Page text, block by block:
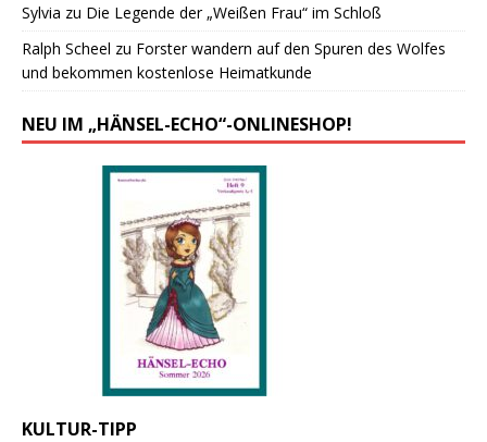
Sylvia zu Die Legende der „Weißen Frau“ im Schloß
Ralph Scheel zu Forster wandern auf den Spuren des Wolfes
und bekommen kostenlose Heimatkunde
NEU IM „HÄNSEL-ECHO“-ONLINESHOP!
KULTUR-TIPP